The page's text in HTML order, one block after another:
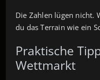
Die Zahlen lügen nicht.
du das Terrain wie ein
Praktische
Wettmarkt